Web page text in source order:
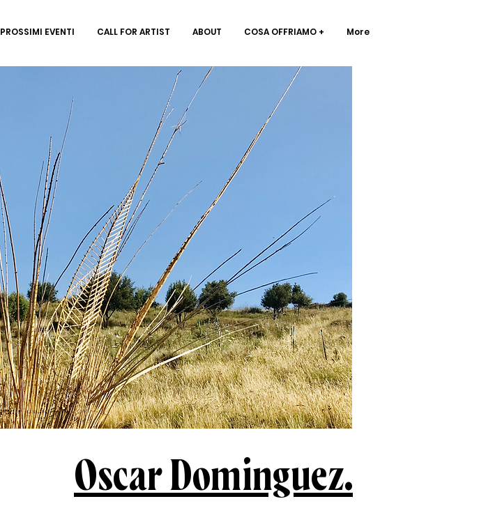
PROSSIMI EVENTI CALL FOR ARTIST ABOUT COSA OFFRIAMO + More
Oscar Dominguez.